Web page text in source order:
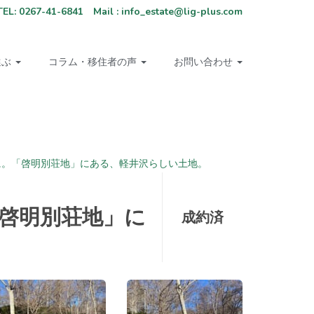
0267-41-6841 Mail : info_estate@lig-plus.com
コラム・移住者の声 お問い合わせ
「啓明別荘地」にある、軽井沢らしい土地。
明別荘地」に 成約済